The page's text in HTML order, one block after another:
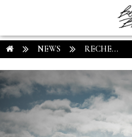
NEWS RECHE...